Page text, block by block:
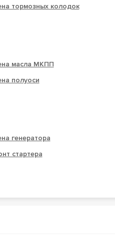
тормозных колодок
масла МКПП
полуоси
генератора
стартера